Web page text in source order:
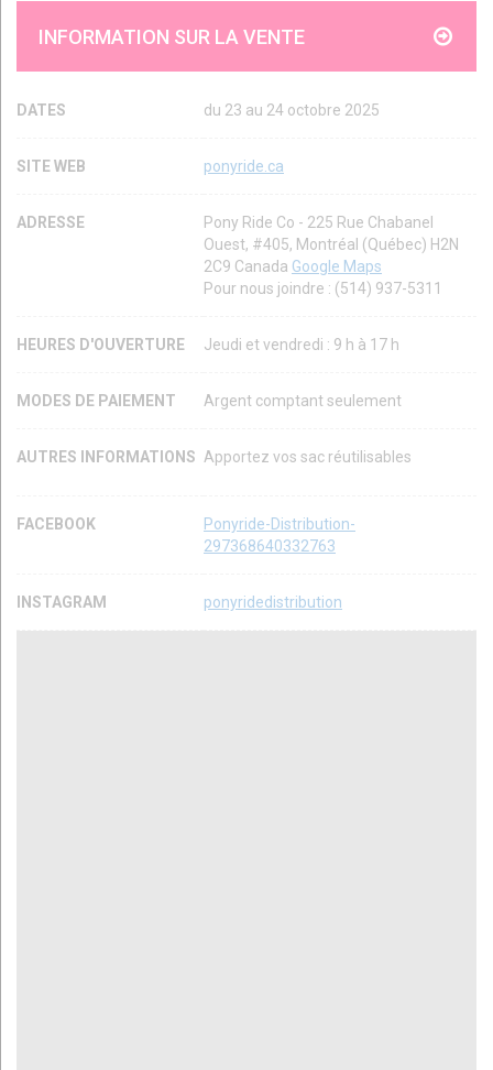
INFORMATION SUR LA VENTE
DATES du 23 au 24 octobre 2025
SITE WEB ponyride.ca
ADRESSE
Pony Ride Co - 225 Rue Chabanel
Ouest, #405, Montréal (Québec) H2N
2C9 Canada Google Maps
Pour nous joindre : (514) 937-5311
HEURES D'OUVERTURE Jeudi et vendredi : 9 h à 17 h
MODES DE PAIEMENT Argent comptant seulement
AUTRES INFORMATIONS Apportez vos sac réutilisables
FACEBOOK
Ponyride-Distribution-
297368640332763
INSTAGRAM ponyridedistribution